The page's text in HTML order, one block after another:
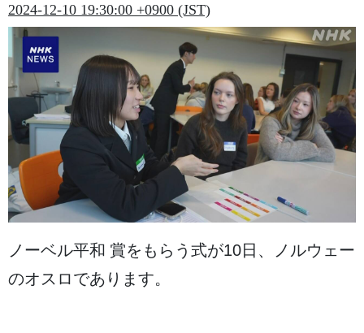
2024-12-10 19:30:00 +0900 (JST)
ノーベル平和 賞をもらう 式が10日 、ノルウェー
のオスロであります。